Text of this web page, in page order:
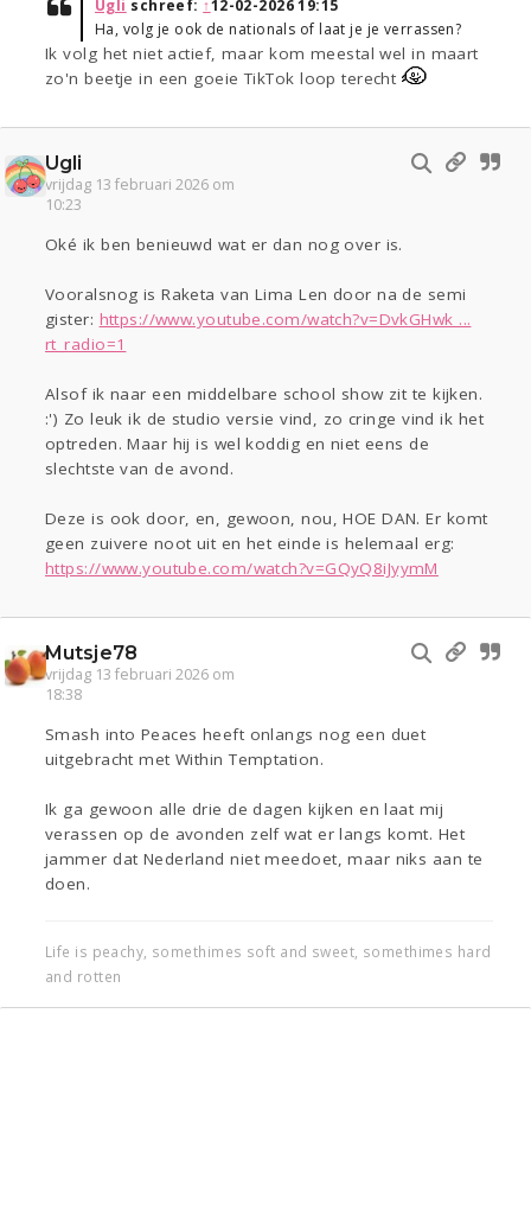
Ugli schreef: ↑12-02-2026 19:15
Ha, volg je ook de nationals of laat je je verrassen?
Ik volg het niet actief, maar kom meestal wel in maart
zo'n beetje in een goeie TikTok loop terecht
Ugli
vrijdag 13 februari 2026 om
10:23
Oké ik ben benieuwd wat er dan nog over is.
Vooralsnog is Raketa van Lima Len door na de semi
gister: https://www.youtube.com/watch?v=DvkGHwk ...
rt_radio=1
Alsof ik naar een middelbare school show zit te kijken.
:') Zo leuk ik de studio versie vind, zo cringe vind ik het
optreden. Maar hij is wel koddig en niet eens de
slechtste van de avond.
Deze is ook door, en, gewoon, nou, HOE DAN. Er komt
geen zuivere noot uit en het einde is helemaal erg:
https://www.youtube.com/watch?v=GQyQ8iJyymM
Mutsje78
vrijdag 13 februari 2026 om
18:38
Smash into Peaces heeft onlangs nog een duet
uitgebracht met Within Temptation.
Ik ga gewoon alle drie de dagen kijken en laat mij
verassen op de avonden zelf wat er langs komt. Het
jammer dat Nederland niet meedoet, maar niks aan te
doen.
Life is peachy, somethimes soft and sweet, somethimes hard
and rotten